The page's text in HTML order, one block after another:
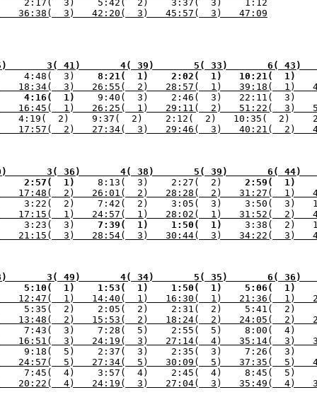
36:38(  3)   42:20(  3)   45:57(  3)   47:09
2( 35)       3( 41)       4( 39)       5( 33)       6(
   4:48(  3)
   8:21(  1)
   2:02(  1)
  10:21(  1)
18:34(  3)   26:55(  2)   28:57(  1)   39:18(  1)
   4:16(  1)
16:45(  1)   26:25(  1)   29:11(  2)   51:22(  3)
17:57(  2)   27:34(  3)   29:46(  3)   40:21(  2)
2( 40)       3( 36)       4( 38)       5( 39)
   2:57(  1)
   8:13(  3)    2:27(  2)
   2:59(  1)
17:48(  2)   26:01(  2)   28:28(  2)   31:27(  1)
3:22(  2)    7:42(  2)    3:05(  3)    3:50(  3)
17:15(  1)   24:57(  1)   28:02(  1)   31:52(  2)
3:23(  3)
   7:39(  1)
   1:50(  1)
21:15(  3)   28:54(  3)   30:44(  3)   34:22(  3)
2( 48)       3( 49)       4( 34)       5( 35)
   5:10(  1)
   1:53(  1)
   1:50(  1)
   5:06(  1)
12:47(  1)   14:40(  1)   16:30(  1)   21:36(  1)
5:35(  2)    2:05(  2)    2:31(  2)    5:41(  2)
13:48(  2)   15:53(  2)   18:24(  2)   24:05(  2)
16:51(  3)   24:19(  3)   27:14(  4)   35:14(  3)
24:57(  5)   27:34(  5)   30:09(  5)   37:35(  5)
20:22(  4)   24:19(  3)   27:04(  3)   35:49(  4)